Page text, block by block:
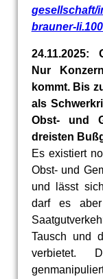
gesellschaft/
brauner-
24.11.2025:
Nur
kommt. Bis
als
Obst- und
dreisten
Es existiert
Obst- und
und lässt
darf es
Tausch und
verbietet.